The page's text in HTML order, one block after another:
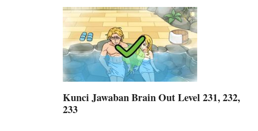
Kunci Jawaban Brain Out Level 231, 232,
233